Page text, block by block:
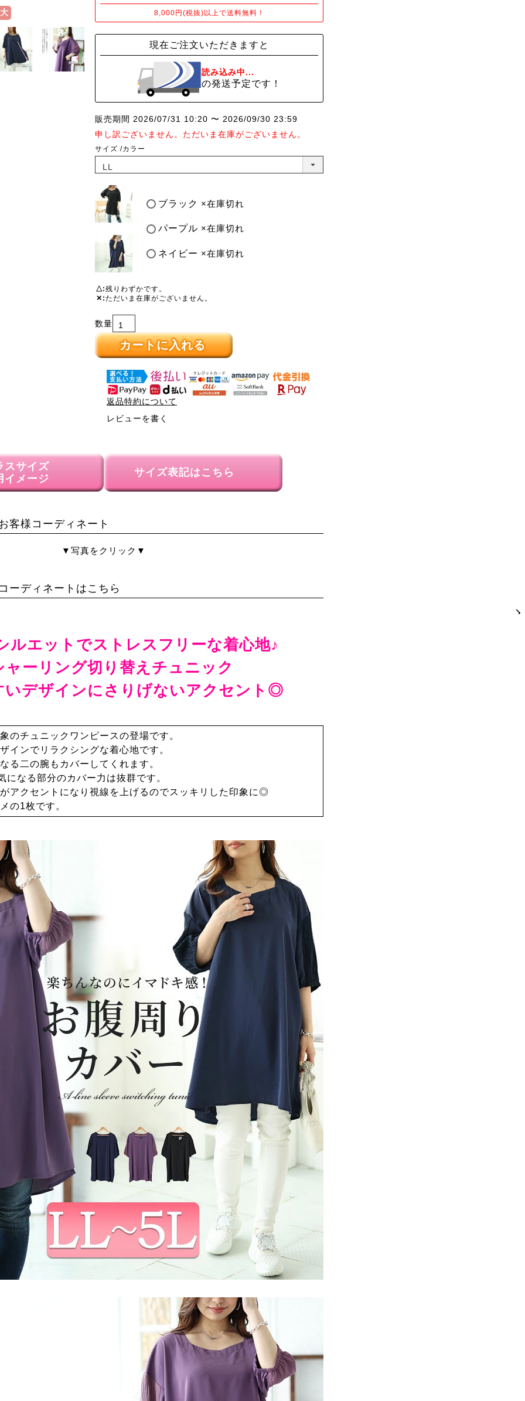
8,000円(税抜)以上で送料無料！
現在ご注文いただきますと
読み込み中...
の発送予定です！
販売期間 2026/07/31 10:20 〜 2026/09/30 23:59
申し訳ございません。ただいま在庫がございません。
サイズ カラー
ブラック ×在庫切れ
パープル ×在庫切れ
ネイビー ×在庫切れ
△ 残りわずかです。
✕ ただいま在庫がございません。
カートに入れる
返品特約について
レビューを書く
スサイズ
イメージ
サイズ表記はこちら
客様コーディネート
▼写真をクリック▼
ーディネートはこちら
ルエットでストレスフリーな着心地♪
ャーリング切り替えチュニック
いデザインにさりげないアクセント◎
のチュニックワンピースの登場です。
インでリラクシングな着心地です。
る二の腕もカバーしてくれます。
になる部分のカバー力は抜群です。
アクセントになり視線を上げるのでスッキリした印象に◎
の1枚です。